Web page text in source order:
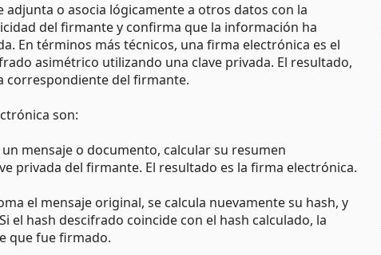
o asocia lógicamente a otros datos con la
del firmante y confirma que la información ha
En términos más técnicos, una firma electrónica es el
asimétrico utilizando una clave privada. El resultado,
correspondiente del firmante.
son:
mensaje o documento, calcular su resumen
privada del firmante. El resultado es la firma electrónica.
el mensaje original, se calcula nuevamente su hash, y
el hash descifrado coincide con el hash calculado, la
que fue firmado.